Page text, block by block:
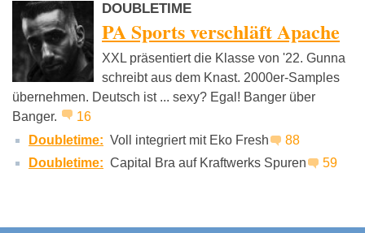
Casper Maeckes
DOUBLETIME
PA Sports verschläft Apache
XXL präsentiert die Klasse von '22. Gunna
schreibt aus dem Knast. 2000er-Samples
übernehmen. Deutsch ist ... sexy? Egal! Banger über
Banger.
16
Doubletime: Voll integriert mit Eko Fresh
88
Doubletime: Capital Bra auf Kraftwerks Spuren 59